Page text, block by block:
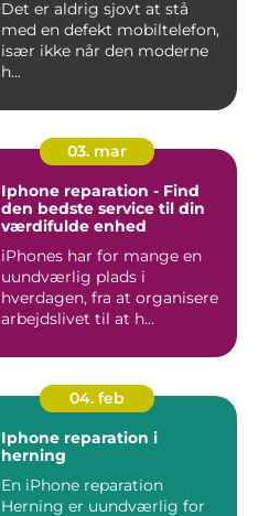
Det er aldrig sjovt at stå
med en defekt mobiltelefon,
især ikke når den moderne
h...
03. mar
Iphone reparation - Find
den bedste service til din
værdifulde enhed
iPhones har for mange en
uundværlig plads i
hverdagen, fra at organisere
arbejdslivet til at h...
04. feb
Iphone reparation i
herning
En iPhone reparation
Herning er uundværlig for